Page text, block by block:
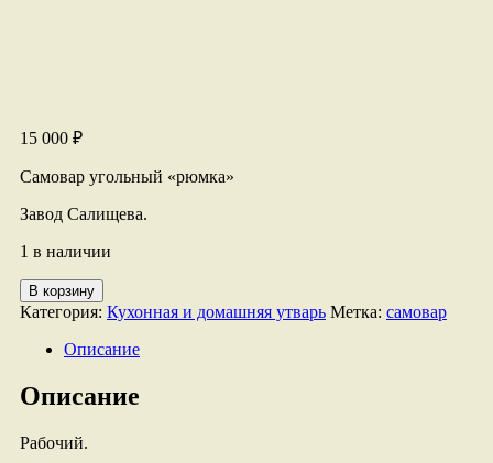
15 000 ₽
Самовар угольный «рюмка»
Завод Салищева.
1 в наличии
Количество
товара
Самовар
угольный.
В корзину
Категория: Кухонная и домашняя утварь Метка: самовар
Описание
Описание
Рабочий.